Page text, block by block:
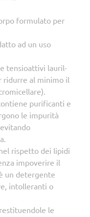
formulato per
ad un uso
tensioattivi lauril-
ridurre al minimo il
purificanti e
le impurità
rispetto dei lipidi
impoverire il
un detergente
intolleranti o
le